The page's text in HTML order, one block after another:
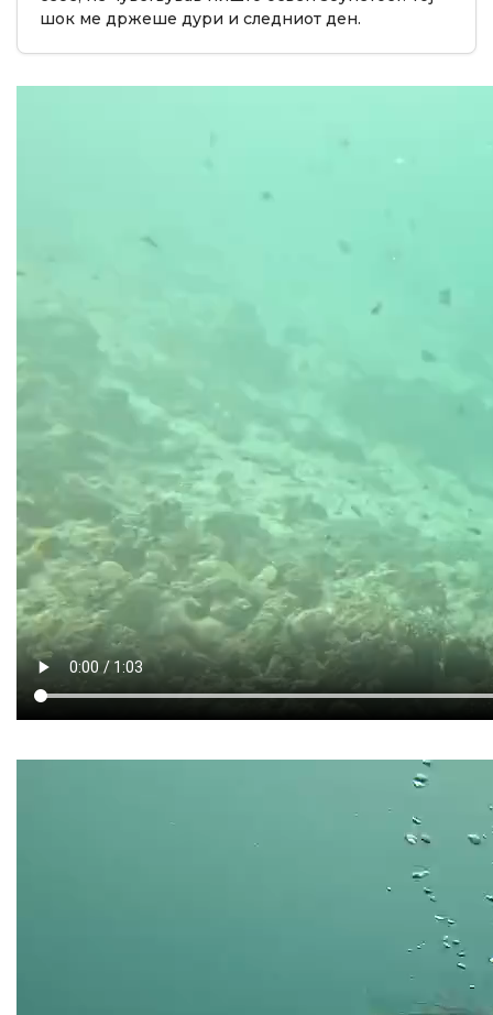
шок ме држеше дури и следниот ден.